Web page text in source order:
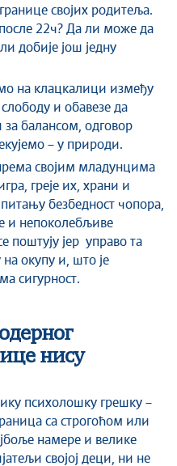
својих родитеља.
22ч? Да ли може да
добије још једну
на клацкалици између
и обавезе да
за балансом, одговор
– у природи.
својим младунцима
греје их, храни и
безбедност чопора,
и непоколебљиве
поштују јер управо та
на окупу и, што је
сигурност.
нису
психолошку грешку –
са строгоћом или
намере и велике
својој деци, ни не